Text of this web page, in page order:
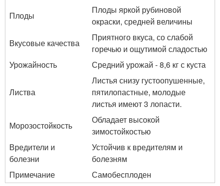
Плоды
Плоды яркой рубиновой
окраски, средней величины
Вкусовые качества
Приятного вкуса, со слабой
горечью и ощутимой сладостью
Урожайность
Средний урожай - 8,6 кг с куста
Листва
Листья снизу густоопушенные,
пятилопастные, молодые
листья имеют 3 лопасти.
Морозостойкость
Обладает высокой
зимостойкостью
Вредители и
болезни
Устойчив к вредителям и
болезням
Примечание
Самобесплоден